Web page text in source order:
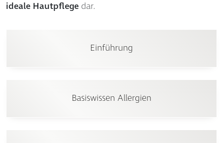
ideale Hautpflege dar.
Einführung
Basiswissen Allergien